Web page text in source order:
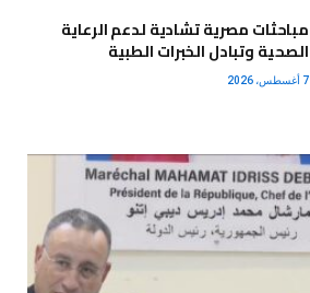
مباحثات مصرية تشادية لدعم الرعاية
الصحية وتبادل الخبرات الطبية
7 أغسطس، 2026